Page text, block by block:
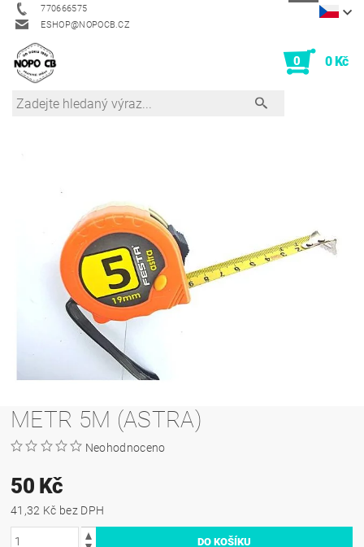
770666575
ESHOP@NOPOCB.CZ
0 0 Kč
METR 5M (ASTRA)
Neohodnoceno
50 Kč
41,32 Kč bez DPH